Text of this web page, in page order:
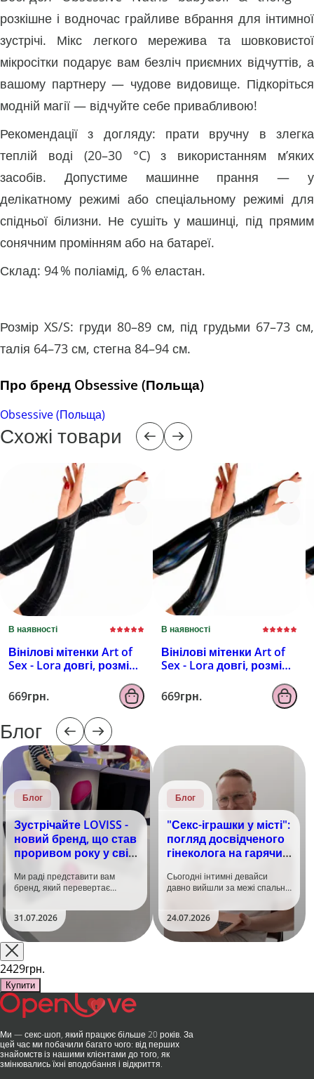
розкішне і водночас грайливе вбрання для інтимної
зустрічі. Мікс легкого мережива та шовковистої
мікросітки подарує вам безліч приємних відчуттів, а
вашому партнеру — чудове видовище. Підкоріться
модній магії — відчуйте себе привабливою!
Рекомендації з догляду: прати вручну в злегка
теплій воді (20–30 °C) з використанням м’яких
засобів. Допустиме машинне прання — у
делікатному режимі або спеціальному режимі для
спідньої білизни. Не сушіть у машинці, під прямим
сонячним промінням або на батареї.
Склад: 94 % поліамід, 6 % еластан.
Розмір XS/S: груди 80–89 см, під грудьми 67–73 см,
талія 64–73 см, стегна 84–94 см.
Про бренд Obsessive (Польща)
Obsessive (Польща)
Схожі товари
В наявності
Вінілові мітенки Art of
Sex - Lora довгі, розмір
ефектом мокрого
оксамиту
669грн.
В наявності
Вінілові мітенки Art of
Sex - Lora довгі, розмір
ефектом голограми
669грн.
Блог
Блог
Зустрічайте LOVISS -
новий бренд, що став
проривом року у світі
Ми раді представити вам
бренд, який перевертає
та вже встиг стати сенсацією
на міжнародній виставці API
Shanghai-2026!​LOVISS - це
поєднання унікальної естетики
та бездога..
31.07.2026
Блог
"Секс-іграшки у місті":
погляд досвідченого
гінеколога на гарячий
Сьогодні інтимні девайси
давно вийшли за межі спальні.
безшумні моторчики та
стильний дизайн перетворили
їх на гаджет, який багато хто
використовує, тестує у
24.07.2026
2429грн.
Купити
Ми — секс-шоп, який працює більше 20 років. За
цей час ми побачили багато чого: від перших
знайомств із нашими клієнтами до того, як
змінювались їхні вподобання і відкриття.